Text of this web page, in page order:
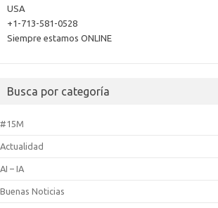
USA
+1-713-581-0528
Siempre estamos ONLINE
Busca por categoría
#15M
Actualidad
AI – IA
Buenas Noticias